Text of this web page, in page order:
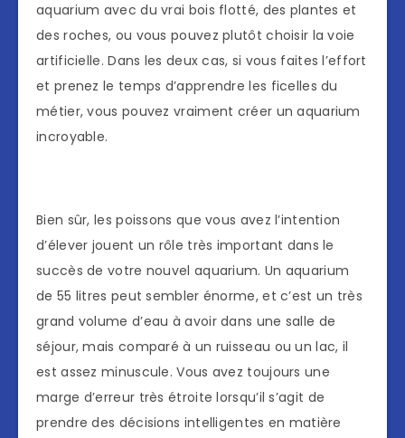
aquarium avec du vrai bois flotté, des plantes et
des roches, ou vous pouvez plutôt choisir la voie
artificielle. Dans les deux cas, si vous faites l’effort
et prenez le temps d’apprendre les ficelles du
métier, vous pouvez vraiment créer un aquarium
incroyable.
Bien sûr, les poissons que vous avez l’intention
d’élever jouent un rôle très important dans le
succès de votre nouvel aquarium. Un aquarium
de 55 litres peut sembler énorme, et c’est un très
grand volume d’eau à avoir dans une salle de
séjour, mais comparé à un ruisseau ou un lac, il
est assez minuscule. Vous avez toujours une
marge d’erreur très étroite lorsqu’il s’agit de
prendre des décisions intelligentes en matière